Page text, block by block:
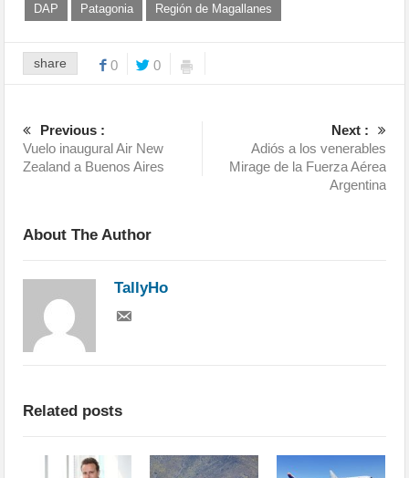
DAP
Patagonia Región de Magallanes
share 0 0
Previous :
Vuelo inaugural Air New
Zealand a Buenos Aires
Next :
Adiós a los venerables
Mirage de la Fuerza Aérea
Argentina
About The Author
TallyHo
Related posts